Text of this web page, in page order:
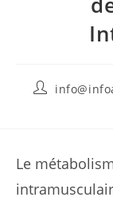
Post
Le